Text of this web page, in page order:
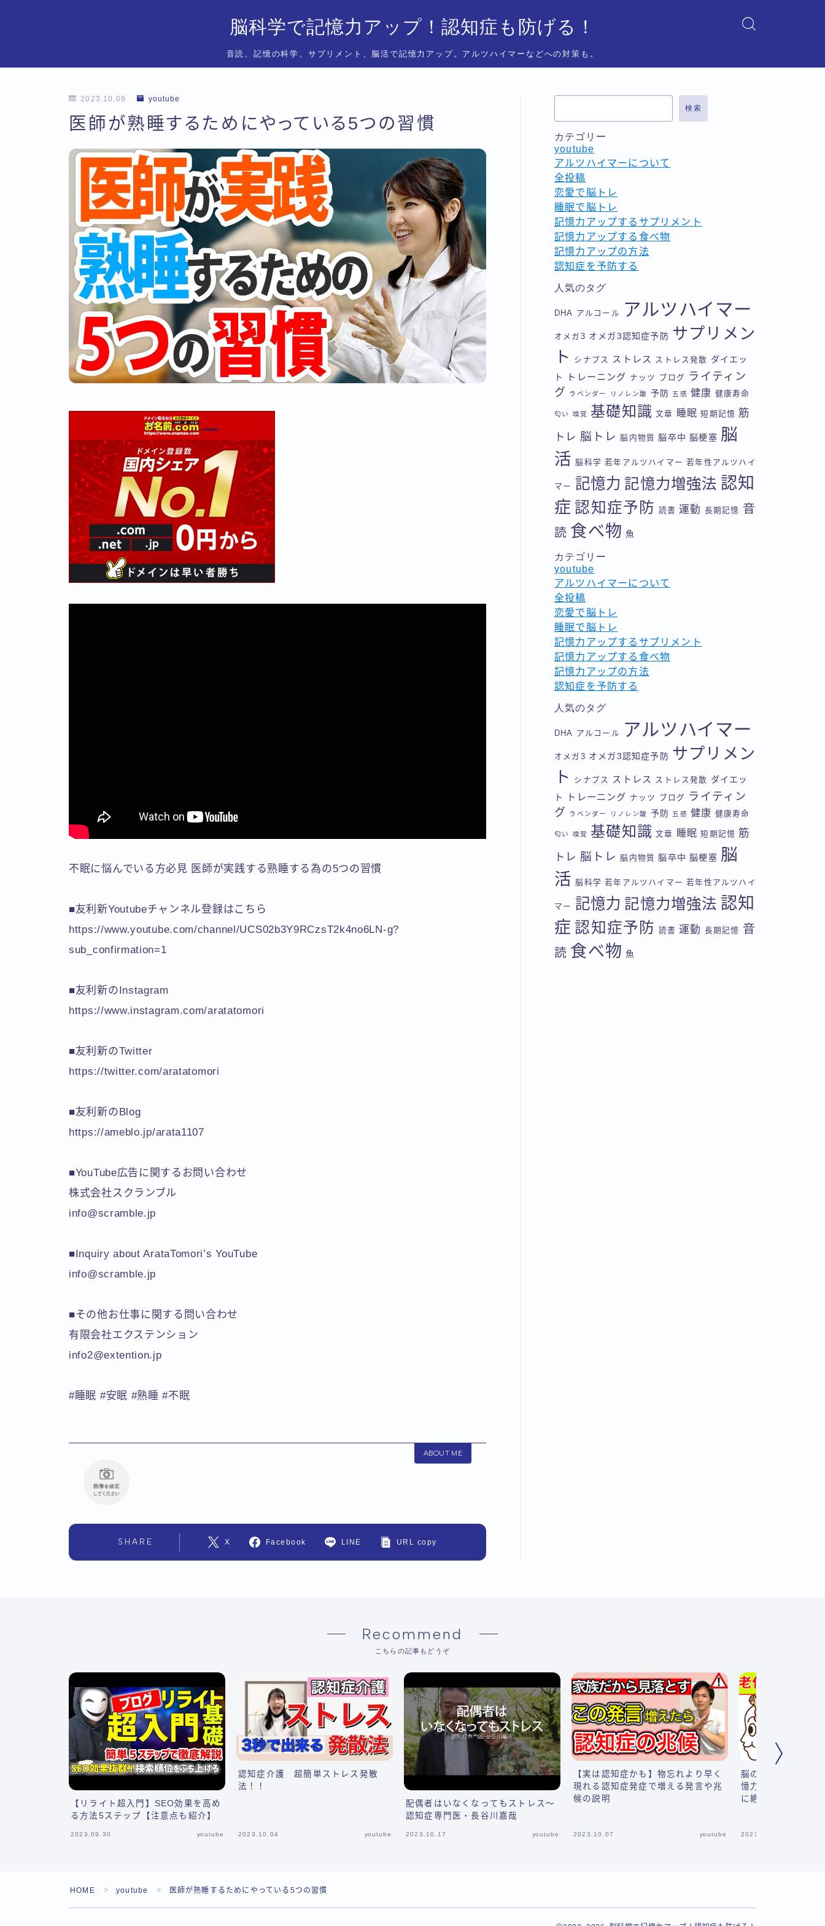
脳科学で記憶力アップ！認知症も防げる！
音読、記憶の科学、サプリメント、脳活で記憶力アップ。アルツハイマーなどへの対策も。
2023.10.09 youtube
医師が熟睡するためにやっている5つの習慣
不眠に悩んでいる方必見 医師が実践する熟睡する為の5つの習慣
■友利新Youtubeチャンネル登録はこちら
https://www.youtube.com/channel/UCS02b3Y9RCzsT2k4no6LN-g?
sub_confirmation=1
■友利新のInstagram
https://www.instagram.com/aratatomori
■友利新のTwitter
https://twitter.com/aratatomori
■友利新のBlog
https://ameblo.jp/arata1107
■YouTube広告に関するお問い合わせ
株式会社スクランブル
info@scramble.jp
■Inquiry about ArataTomori’s YouTube
info@scramble.jp
■その他お仕事に関する問い合わせ
有限会社エクステンション
info2@extention.jp
#睡眠 #安眠 #熟睡 #不眠
ABOUT ME
SHARE X Facebook LINE URL copy
検索
カテゴリー
youtube
アルツハイマーについて
全投稿
恋愛で脳トレ
睡眠で脳トレ
記憶力アップするサプリメント
記憶力アップする食べ物
記憶力アップの方法
認知症を予防する
人気のタグ
DHA アルコール アルツハイマー
オメガ3 オメガ3認知症予防 サプリメン
ト
シナプス ストレス ストレス発散 ダイエッ
ト
トレーニング ナッツ ブログ
ライティン
グ
ラベンダー リノレン酸 予防 五感 健康 健康寿命
匂い 嗅覚 基礎知識 文章 睡眠 短期記憶 筋
トレ 脳トレ 脳内物質 脳卒中 脳梗塞 脳
活
脳科学 若年アルツハイマー 若年性アルツハイ
マー 記憶力 記憶力増強法 認知
症 認知症予防 読書 運動 長期記憶
音
読 食べ物 魚
カテゴリー
youtube
アルツハイマーについて
全投稿
恋愛で脳トレ
睡眠で脳トレ
記憶力アップするサプリメント
記憶力アップする食べ物
記憶力アップの方法
認知症を予防する
人気のタグ
DHA アルコール アルツハイマー
オメガ3 オメガ3認知症予防 サプリメン
ト
シナプス ストレス ストレス発散 ダイエッ
ト
トレーニング ナッツ ブログ
ライティン
グ
ラベンダー リノレン酸 予防 五感 健康 健康寿命
匂い 嗅覚 基礎知識 文章 睡眠 短期記憶 筋
トレ 脳トレ 脳内物質 脳卒中 脳梗塞 脳
活
脳科学 若年アルツハイマー 若年性アルツハイ
マー 記憶力 記憶力増強法 認知
症 認知症予防 読書 運動 長期記憶
音
読 食べ物 魚
Recommend
こちらの記事もどうぞ
【リライト超入門】SEO効果を高め
る方法5ステップ【注意点も紹介】
2023.09.30 youtube
認知症介護 超簡単ストレス発散
法！！
2023.10.04 youtube
配偶者はいなくなってもストレス〜
認知症専門医・長谷川嘉哉
2023.10.17 youtube
【実は認知症かも】物忘れより早く
現れる認知症発症で増える発言や兆
候の説明
2023.10.07 youtube
脳の老化を止めも
憶力の低下や判断
に絶対に最優先で
2023.10.06
HOME ＞ youtube ＞ 医師が熟睡するためにやっている5つの習慣